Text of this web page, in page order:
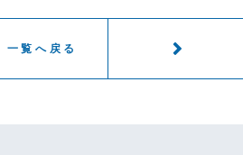
一覧へ戻る